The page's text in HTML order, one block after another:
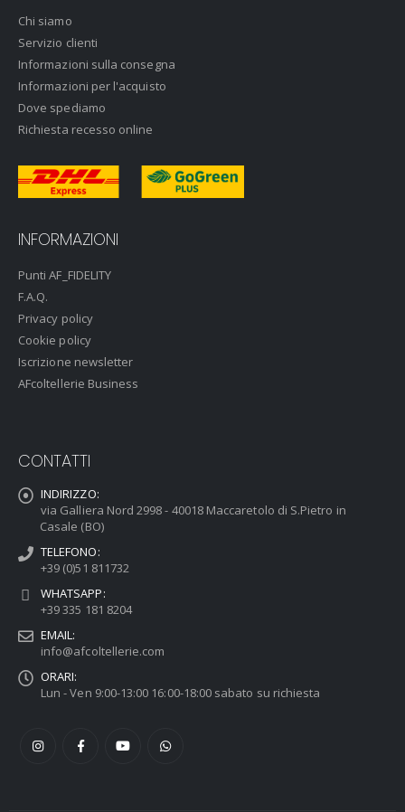
Chi siamo
Servizio clienti
Informazioni sulla consegna
Informazioni per l'acquisto
Dove spediamo
Richiesta recesso online
INFORMAZIONI
Punti AF_FIDELITY
F.A.Q.
Privacy policy
Cookie policy
Iscrizione newsletter
AFcoltellerie Business
CONTATTI
INDIRIZZO:
via Galliera Nord 2998 - 40018 Maccaretolo di S.Pietro in
Casale (BO)
TELEFONO:
+39 (0)51 811732
WHATSAPP:
+39 335 181 8204
EMAIL:
info@afcoltellerie.com
ORARI:
Lun - Ven 9:00-13:00 16:00-18:00 sabato su richiesta